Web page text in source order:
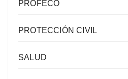
PROFECO
PROTECCIÓN CIVIL
SALUD